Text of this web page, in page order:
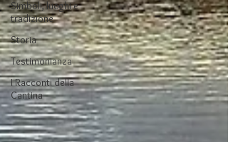
Simboli, luoghi e
tradizione
Storia
Testimonianza
I Racconti della
Cantina